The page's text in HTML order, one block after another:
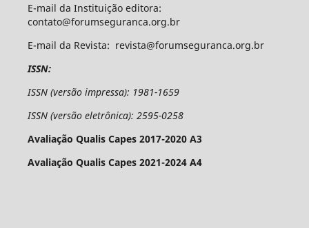
E-mail da Instituição editora:
contato@forumseguranca.org.br
E-mail da Revista: revista@forumseguranca.org.br
ISSN:
ISSN (versão impressa): 1981-1659
ISSN (versão eletrônica): 2595-0258
Avaliação Qualis Capes 2017-2020 A3
Avaliação Qualis Capes 2021-2024 A4